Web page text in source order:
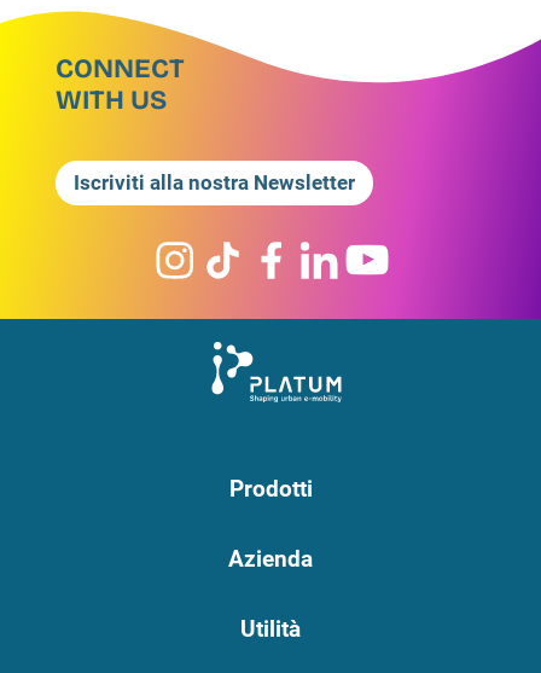
CONNECT
WITH US
Iscriviti alla nostra Newsletter
Prodotti
Azienda
Utilità